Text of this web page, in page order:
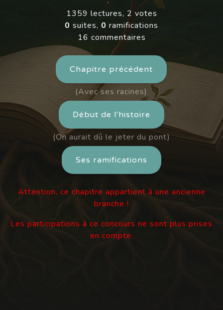
1359 lectures, 2 votes
0 suites, 0 ramifications
16 commentaires
Chapitre précédent
(Avec ses racines)
Début de l'histoire
(On aurait dû le jeter du pont)
Ses ramifications
Attention, ce chapitre appartient à une ancienne
branche !
Les participations à ce concours ne sont plus prises
en compte.